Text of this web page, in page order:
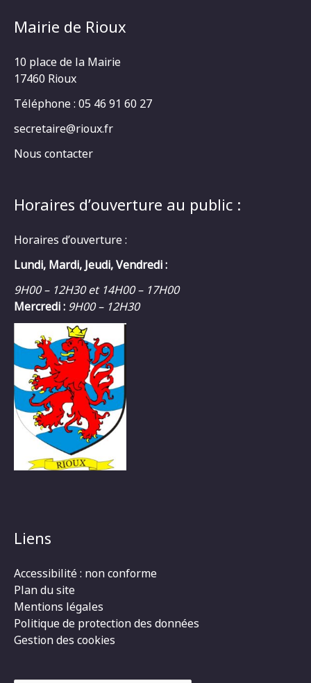
Mairie de Rioux
10 place de la Mairie
17460 Rioux
Téléphone : 05 46 91 60 27
secretaire@rioux.fr
Nous contacter
Horaires d’ouverture au public :
Horaires d’ouverture :
Lundi, Mardi, Jeudi, Vendredi :
9H00 – 12H30 et 14H00 – 17H00
Mercredi : 9H00 – 12H30
Liens
Accessibilité : non conforme
Plan du site
Mentions légales
Politique de protection des données
Gestion des cookies